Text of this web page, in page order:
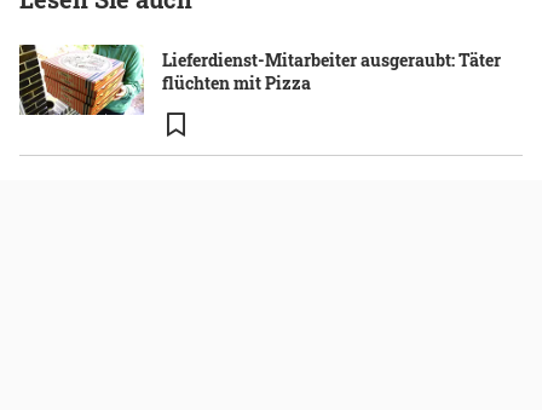
Lieferdienst-Mitarbeiter ausgeraubt: Täter
flüchten mit Pizza